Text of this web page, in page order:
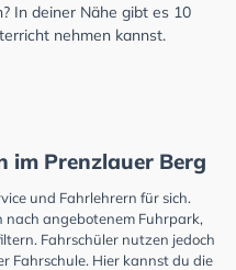
In deiner Nähe gibt es 10
nehmen kannst.
im Prenzlauer Berg
und Fahrlehrern für sich.
angebotenem Fuhrpark,
Fahrschüler nutzen jedoch
Fahrschule. Hier kannst du die